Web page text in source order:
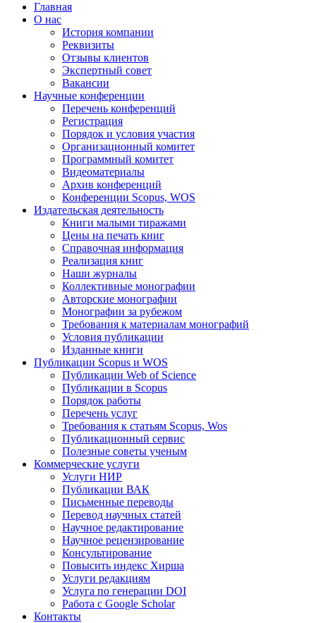
Главная
О нас
История компании
Реквизиты
Отзывы клиентов
Экспертный совет
Вакансии
Научные конференции
Перечень конференций
Регистрация
Порядок и условия участия
Организационный комитет
Программный комитет
Видеоматериалы
Архив конференций
Конференции Scopus, WOS
Издательская деятельность
Книги малыми тиражами
Цены на печать книг
Справочная информация
Реализация книг
Наши журналы
Коллективные монографии
Авторские монографии
Монографии за рубежом
Требования к материалам монографий
Условия публикации
Изданные книги
Публикации Scopus и WOS
Публикации Web of Science
Публикации в Scopus
Порядок работы
Перечень услуг
Требования к статьям Scopus, Wos
Публикационный сервис
Полезные советы ученым
Коммерческие услуги
Услуги НИР
Публикации ВАК
Письменные переводы
Перевод научных статей
Научное редактирование
Научное рецензирование
Консультирование
Повысить индекс Хирша
Услуги редакциям
Услуга по генерации DOI
Работа с Google Scholar
Контакты